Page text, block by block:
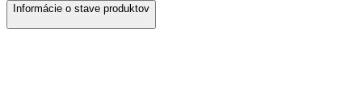
Informácie o stave produktov